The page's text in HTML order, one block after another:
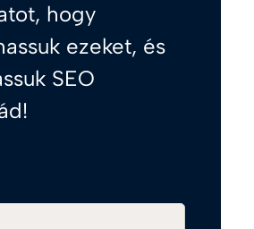
hogy
ezeket, és
SEO